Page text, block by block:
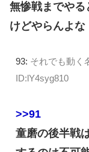
無惨戦までやる
けどやらんよな
93: それでも動く
ID:lY4syg810
>>91
童磨の後半戦